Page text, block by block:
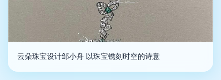
云朵珠宝设计邹小舟 以珠宝镌刻时空的诗意